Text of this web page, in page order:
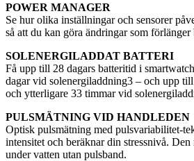
POWER MANAGER
Se hur olika inställningar och sensorer
så att du kan göra ändringar som förlänger
SOLENERGILADDAT BATTERI
Få upp till 28 dagars batteritid i
dagar vid solenergiladdning3 – och upp
och ytterligare 33 timmar vid
PULSMÄTNING VID HANDLEDEN
Optisk pulsmätning med pulsvariabilitet-
intensitet och beräknar din stressnivå. Den
under vatten utan pulsband.